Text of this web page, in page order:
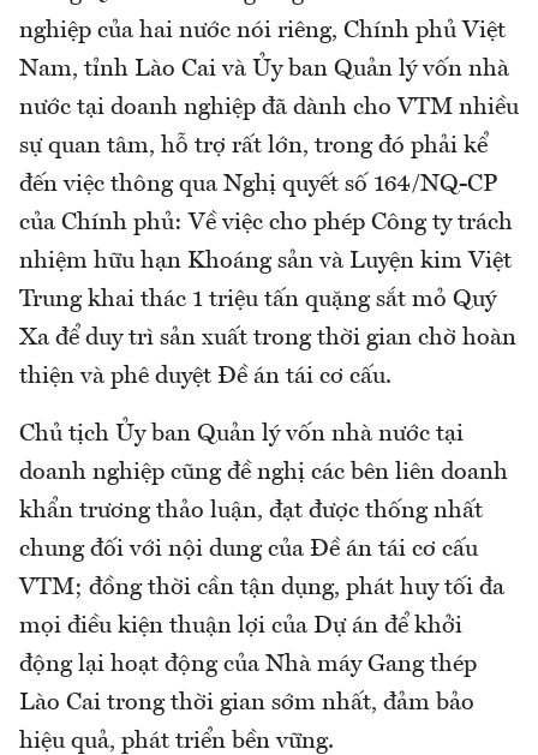
nghiệp của hai nước nói riêng, Chính phủ Việt
Nam, tỉnh Lào Cai và Ủy ban Quản lý vốn nhà
nước tại doanh nghiệp đã dành cho VTM nhiều
sự quan tâm, hỗ trợ rất lớn, trong đó phải kể
đến việc thông qua Nghị quyết số 164/NQ-CP
của Chính phủ: Về việc cho phép Công ty trách
nhiệm hữu hạn Khoáng sản và Luyện kim Việt
Trung khai thác 1 triệu tấn quặng sắt mỏ Quý
Xa để duy trì sản xuất trong thời gian chờ hoàn
thiện và phê duyệt Đề án tái cơ cấu.
Chủ tịch Ủy ban Quản lý vốn nhà nước tại
doanh nghiệp cũng đề nghị các bên liên doanh
khẩn trương thảo luận, đạt được thống nhất
chung đối với nội dung của Đề án tái cơ cấu
VTM; đồng thời cần tận dụng, phát huy tối đa
mọi điều kiện thuận lợi của Dự án để khởi
động lại hoạt động của Nhà máy Gang thép
Lào Cai trong thời gian sớm nhất, đảm bảo
hiệu quả, phát triển bền vững.